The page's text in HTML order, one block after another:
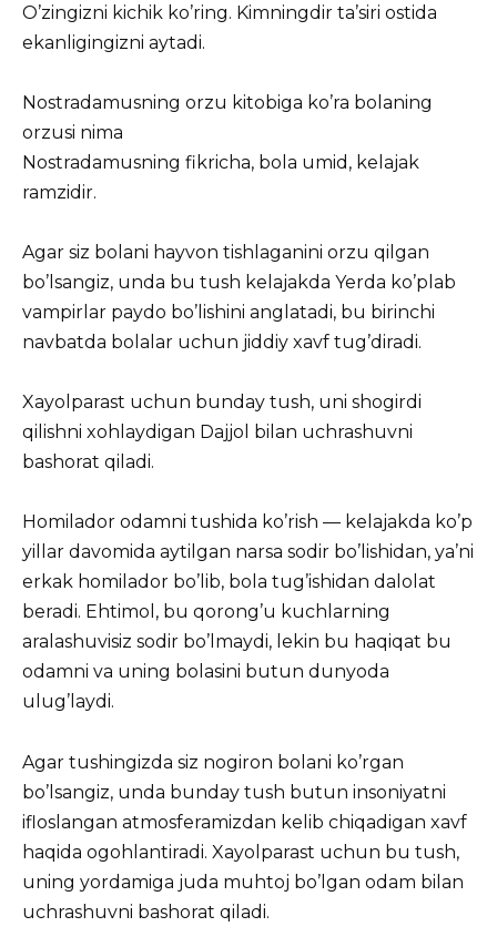
O’zingizni kichik ko’ring. Kimningdir ta’siri ostida
ekanligingizni aytadi.
Nostradamusning orzu kitobiga ko’ra bolaning
orzusi nima
Nostradamusning fikricha, bola umid, kelajak
ramzidir.
Agar siz bolani hayvon tishlaganini orzu qilgan
bo’lsangiz, unda bu tush kelajakda Yerda ko’plab
vampirlar paydo bo’lishini anglatadi, bu birinchi
navbatda bolalar uchun jiddiy xavf tug’diradi.
Xayolparast uchun bunday tush, uni shogirdi
qilishni xohlaydigan Dajjol bilan uchrashuvni
bashorat qiladi.
Homilador odamni tushida ko’rish — kelajakda ko’p
yillar davomida aytilgan narsa sodir bo’lishidan, ya’ni
erkak homilador bo’lib, bola tug’ishidan dalolat
beradi. Ehtimol, bu qorong’u kuchlarning
aralashuvisiz sodir bo’lmaydi, lekin bu haqiqat bu
odamni va uning bolasini butun dunyoda
ulug’laydi.
Agar tushingizda siz nogiron bolani ko’rgan
bo’lsangiz, unda bunday tush butun insoniyatni
ifloslangan atmosferamizdan kelib chiqadigan xavf
haqida ogohlantiradi. Xayolparast uchun bu tush,
uning yordamiga juda muhtoj bo’lgan odam bilan
uchrashuvni bashorat qiladi.